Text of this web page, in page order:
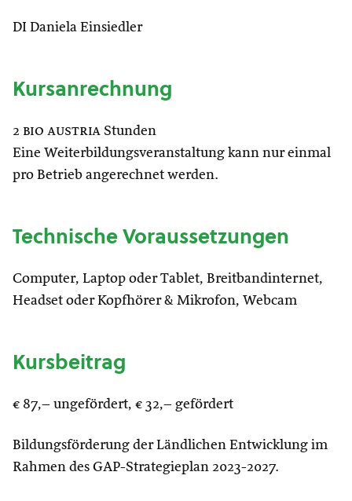
DI Daniela Einsiedler
Kursanrechnung
2 bio austria Stunden
Eine Weiterbildungsveranstaltung kann nur einmal
pro Betrieb angerechnet werden.
Technische Voraussetzungen
Computer, Laptop oder Tablet, Breitbandinternet,
Headset oder Kopfhörer & Mikrofon, Webcam
Kursbeitrag
€ 87,– ungefördert, € 32,– gefördert
Bildungsförderung der Ländlichen Entwicklung im
Rahmen des GAP-Strategieplan 2023-2027.